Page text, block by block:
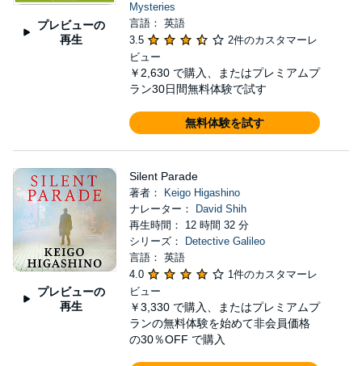
プレビューの
再生
Mysteries
言語： 英語
3.5
2件のカスタマーレ
ビュー
￥2,630 で購入、またはプレミアムプ
ラン30日間無料体験で試す
無料体験を試す
プレビューの
再生
Silent Parade
著者：
Keigo Higashino
ナレーター：
David Shih
再生時間： 12 時間 32 分
シリーズ：
Detective Galileo
言語： 英語
4.0
1件のカスタマーレ
ビュー
￥3,330 で購入、またはプレミアムプ
ランの無料体験を始めて非会員価格
の30％OFF で購入